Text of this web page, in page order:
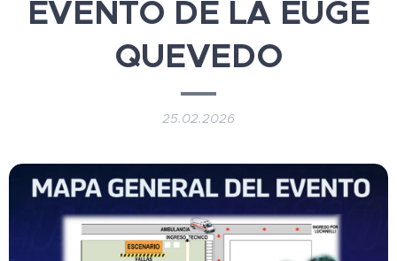
EVENTO DE LA EUGE
QUEVEDO
25.02.2026